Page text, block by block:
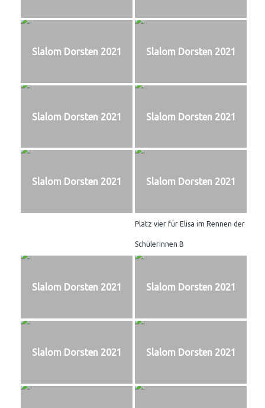
Slalom Dorsten 2021 Slalom Dorsten 2021
Slalom Dorsten 2021 Slalom Dorsten 2021
Slalom Dorsten 2021 Slalom Dorsten 2021
Platz vier für Elisa im Rennen der
Schülerinnen B
Slalom Dorsten 2021 Slalom Dorsten 2021
Slalom Dorsten 2021 Slalom Dorsten 2021